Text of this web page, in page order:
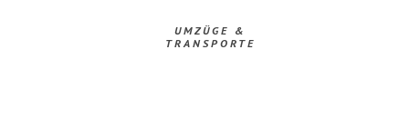
UMZÜGE &
TRANSPORTE